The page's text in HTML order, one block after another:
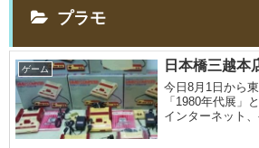
プラモ
ゲーム 日本橋三越本
今日8月1日から
「1980年代展」
インターネット